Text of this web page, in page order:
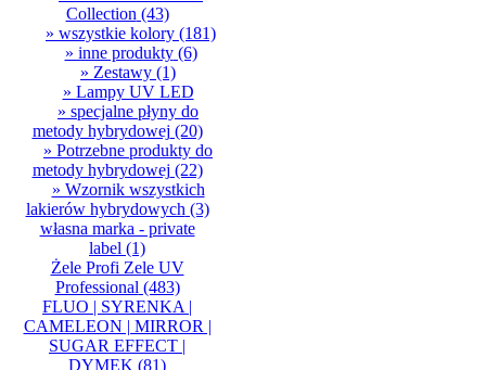
Collection (43)
» wszystkie kolory (181)
» inne produkty(6)
» Zestawy (1)
» Lampy UV LED
» specjalne płyny do
metody hybrydowej (20)
» Potrzebne produkty do
metody hybrydowej (22)
» Wzornik wszystkich
lakierów hybrydowych (3)
własna marka - private
label (1)
Żele Profi Zele UV
Professional (483)
FLUO | SYRENKA |
CAMELEON | MIRROR |
SUGAR EFFECT |
DYMEK (81)